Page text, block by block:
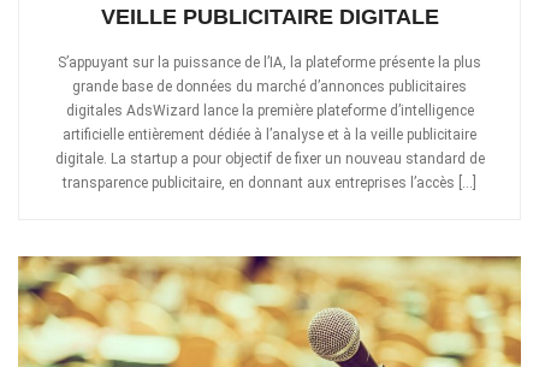
VEILLE PUBLICITAIRE DIGITALE
S’appuyant sur la puissance de l’IA, la plateforme présente la plus
grande base de données du marché d’annonces publicitaires
digitales AdsWizard lance la première plateforme d’intelligence
artificielle entièrement dédiée à l’analyse et à la veille publicitaire
digitale. La startup a pour objectif de fixer un nouveau standard de
transparence publicitaire, en donnant aux entreprises l’accès […]